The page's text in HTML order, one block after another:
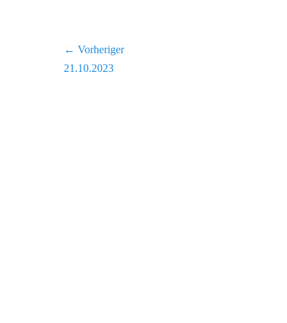
Beitragsnavigation
← Vorheriger
Vorheriger
21.10.2023